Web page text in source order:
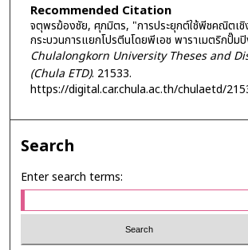
Recommended Citation
จตุพรฆ้องชัย, ศุภมิตร, "การประยุกต์ใช้พีชคณิตเชิ
กระบวนการแยกโปรตีนโดยพีเอช พาราเมตริกปั๊ม
Chulalongkorn University Theses and
(Chula ETD). 21533.
https://digital.car.chula.ac.th/chulaetd/
Search
Enter search terms: